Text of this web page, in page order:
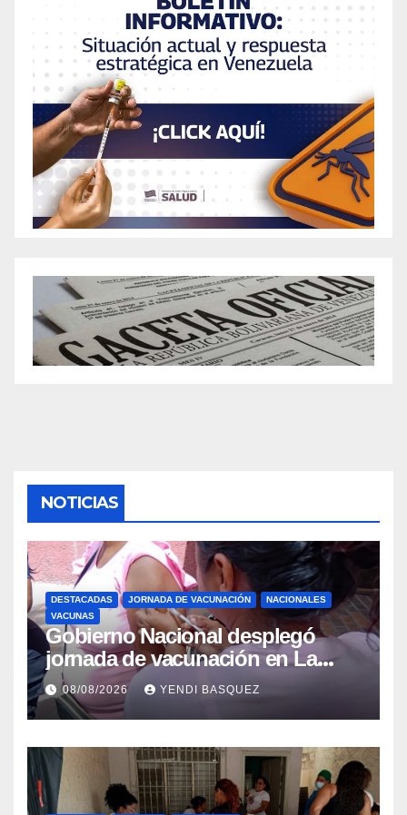
NOTICIAS
DESTACADAS JORNADA DE VACUNACIÓN
NACIONALES
VACUNAS
Gobierno Nacional desplegó
jornada de vacunación en La
Guaira para garantizar protección
epidemiológica
08/08/2026 YENDI BASQUEZ